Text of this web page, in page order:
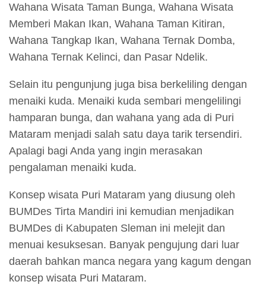
Wahana Wisata Taman Bunga, Wahana Wisata
Memberi Makan Ikan, Wahana Taman Kitiran,
Wahana Tangkap Ikan, Wahana Ternak Domba,
Wahana Ternak Kelinci, dan Pasar Ndelik.
Selain itu pengunjung juga bisa berkeliling dengan
menaiki kuda. Menaiki kuda sembari mengelilingi
hamparan bunga, dan wahana yang ada di Puri
Mataram menjadi salah satu daya tarik tersendiri.
Apalagi bagi Anda yang ingin merasakan
pengalaman menaiki kuda.
Konsep wisata Puri Mataram yang diusung oleh
BUMDes Tirta Mandiri ini kemudian menjadikan
BUMDes di Kabupaten Sleman ini melejit dan
menuai kesuksesan. Banyak pengujung dari luar
daerah bahkan manca negara yang kagum dengan
konsep wisata Puri Mataram.